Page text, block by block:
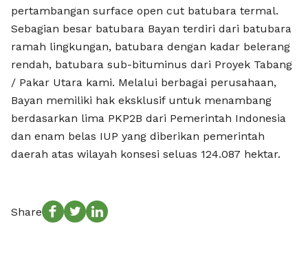
pertambangan surface open cut batubara termal.
Sebagian besar batubara Bayan terdiri dari batubara
ramah lingkungan, batubara dengan kadar belerang
rendah, batubara sub-bituminus dari Proyek Tabang
/ Pakar Utara kami. Melalui berbagai perusahaan,
Bayan memiliki hak eksklusif untuk menambang
berdasarkan lima PKP2B dari Pemerintah Indonesia
dan enam belas IUP yang diberikan pemerintah
daerah atas wilayah konsesi seluas 124.087 hektar.
Share